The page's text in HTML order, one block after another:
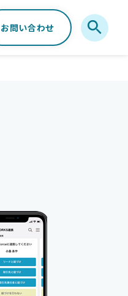
お問い合わせ